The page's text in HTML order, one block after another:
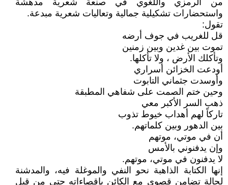
من الرمزي واللغوي في صنعة شعرية مدهشة
واستحضارات تشكيلية جمالية وتعاليات شعرية مبدعة.
تقول:
قل للغريب في جوف أرضه
تموت بين غدين وبين زمنين
وتأكلك الأرض ، ولا تأكلها.
أودعت الخزائن أسراري
وأوسدت جثماني التابوت
وحين ختم الصمت على شفاهي المطبقة
ذهب السر الأكبر معي
تاركاً لهم أهداب خيوط تذوب
بين الدهور وبين كلماتهم.
أن في موتي، موتهم
وإن يدفنوني بالأمس
لا يدفنون في موتي، موتهم.
إنها الكتابة الذاهبة نحو النفي والموغلة فيه، والمدشنة
لحالة تضامن قصوى مع الكائن بإقصاءاته حتى من قبل